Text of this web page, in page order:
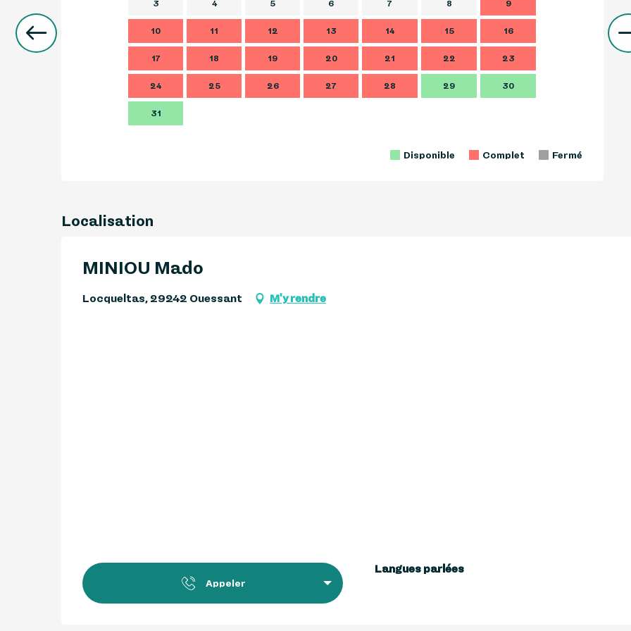
3 4 5 6 7 8 9
10 11 12 13 14 15 16
17 18 19 20 21 22 23
24 25 26 27 28 29 30
31
Disponible Complet Fermé
Localisation
MINIOU Mado
Locqueltas, 29242 Ouessant M'y rendre
Appeler
Langues parlées
Langues parlées